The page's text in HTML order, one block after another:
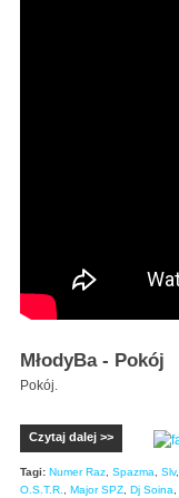
MłodyBa - Pokój
Pokój.
Czytaj dalej >>
Tagi: Numer Raz, Spazma, Slv,
O.S.T.R., Major SPZ, Dj Soina,